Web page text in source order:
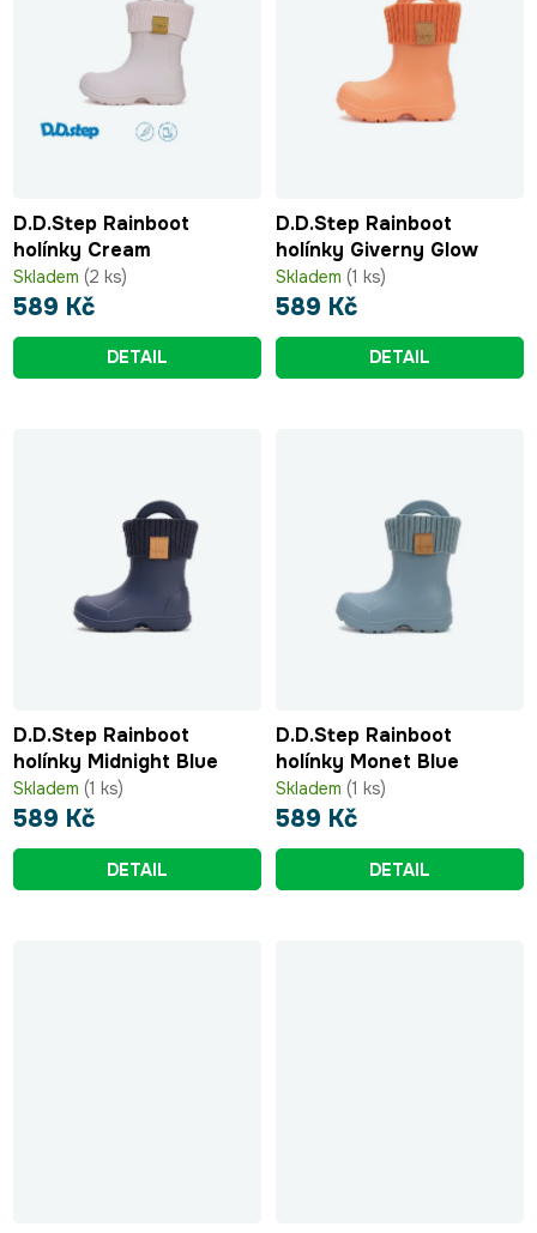
D.D.Step Rainboot
holínky Cream
Skladem (2 ks)
589 Kč
DETAIL
D.D.Step Rainboot
holínky Giverny Glow
Skladem (1 ks)
589 Kč
DETAIL
D.D.Step Rainboot
holínky Midnight Blue
Skladem (1 ks)
589 Kč
DETAIL
D.D.Step Rainboot
holínky Monet Blue
Skladem (1 ks)
589 Kč
DETAIL